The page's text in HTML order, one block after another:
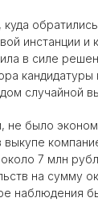
инстанции и
в силе
кандидатуры
случайной
не было
выкупе
7 млн
на сумму
наблюдения